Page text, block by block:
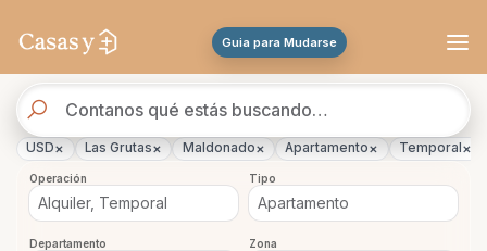
Guia para Mudarse
de
propiedades
USD× Las Grutas× Maldonado× Apartamento× Temporal ×
Operación Tipo
Departamento Zona